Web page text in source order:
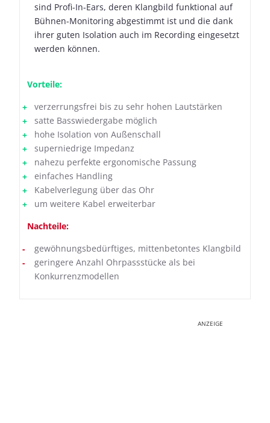
sind Profi-In-Ears, deren Klangbild funktional auf
Bühnen-Monitoring abgestimmt ist und die dank
ihrer guten Isolation auch im Recording eingesetzt
werden können.
Vorteile:
verzerrungsfrei bis zu sehr hohen Lautstärken
satte Basswiedergabe möglich
hohe Isolation von Außenschall
superniedrige Impedanz
nahezu perfekte ergonomische Passung
einfaches Handling
Kabelverlegung über das Ohr
um weitere Kabel erweiterbar
Nachteile:
gewöhnungsbedürftiges, mittenbetontes Klangbild
geringere Anzahl Ohrpassstücke als bei
Konkurrenzmodellen
ANZEIGE